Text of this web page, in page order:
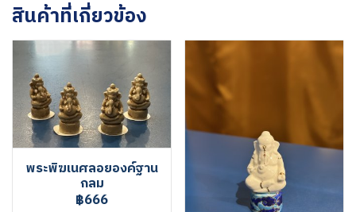
สินค้าที่เกี่ยวข้อง
พระพิฆเนศลอยองค์ฐาน
กลม
฿666